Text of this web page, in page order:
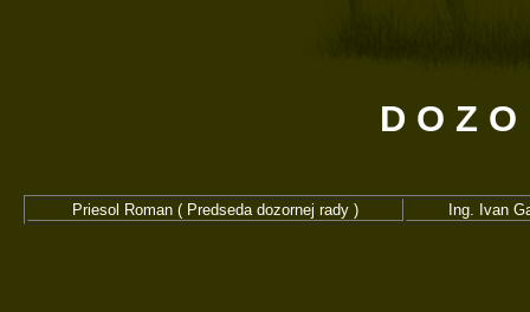
D O Z
Priesol Roman ( Predseda dozornej rady ) Ing. Ivan